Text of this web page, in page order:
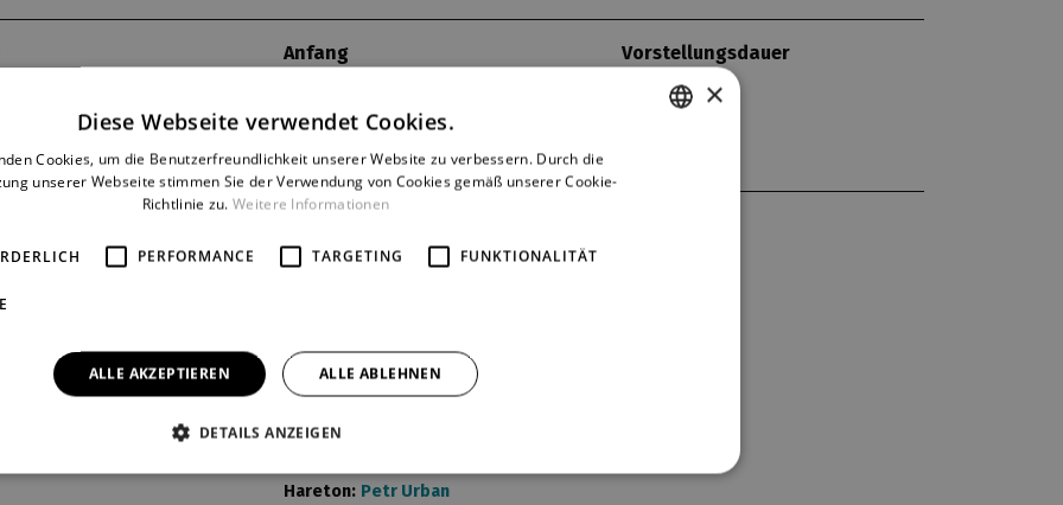
Anfang
Vorstellungsdauer
140 min
empfohlenes Alter
od 15 let
PERSONEN UND BESETZUNGEN
Isabell: Eliška Vocelová
Hindley: Vladimír Pokorný
Joseph:
Hareton: Petr Urban
×
Diese Webseite verwendet Cookies.
Cookies, um die Benutzerfreundlichkeit unserer Website zu verbessern. Durch die
unserer Webseite stimmen Sie der Verwendung von Cookies gemäß unserer Cookie-
Richtlinie zu. Weitere Informationen
PERFORMANCE TARGETING FUNKTIONALITÄT
ALLE AKZEPTIEREN ALLE ABLEHNEN
DETAILS ANZEIGEN